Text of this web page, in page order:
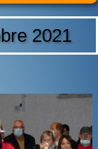
2021